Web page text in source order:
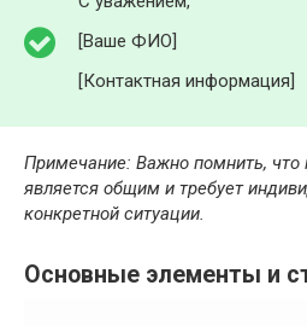
[Ваше ФИО]
[Контактная информация]
Примечание: Важно помнить,
является общим и требует
конкретной ситуации.
Основные элементы и